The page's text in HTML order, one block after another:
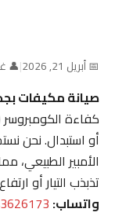
📅 أبريل 21, 2026 |
👤
صيانة مكيفات بجدة:
كفاءة الكومبروسر
أو استبدال. نحن
الأمبير الطبيعي،
تذبذب التيار أو
واتساب: